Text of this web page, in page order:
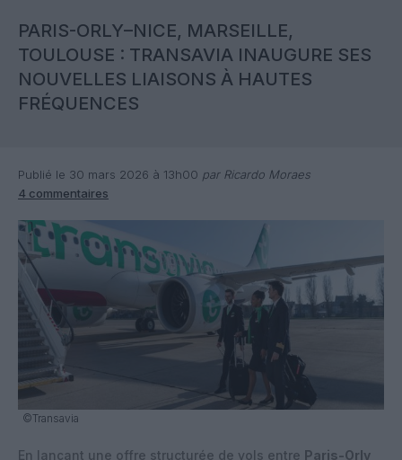
PARIS-ORLY–NICE, MARSEILLE,
TOULOUSE : TRANSAVIA INAUGURE SES
NOUVELLES LIAISONS À HAUTES
FRÉQUENCES
Publié le 30 mars 2026 à 13h00 par Ricardo Moraes
4 commentaires
©Transavia
En lançant une offre structurée de vols entre Paris-Orly